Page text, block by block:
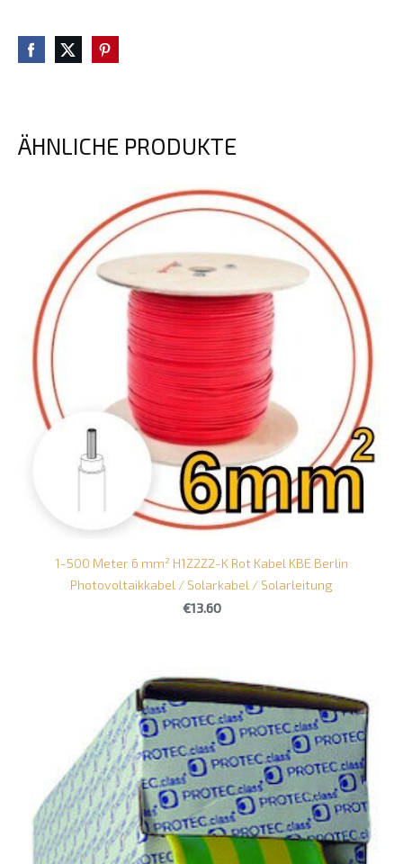
ÄHNLICHE PRODUKTE
1-500 Meter 6 mm² H1Z2Z2-K Rot Kabel KBE Berlin
Photovoltaikkabel / Solarkabel / Solarleitung
€13.60